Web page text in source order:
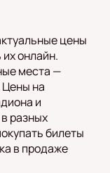
цены
онлайн.
места —
Цены на
и
разных
билеты
в продаже